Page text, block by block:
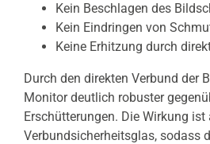
Kein Beschlagen des
Kein Eindringen von
Keine Erhitzung durch
Durch den direkten Verbund der
Monitor deutlich robuster
Erschütterungen. Die Wirkung
Verbundsicherheitsglas, sodass